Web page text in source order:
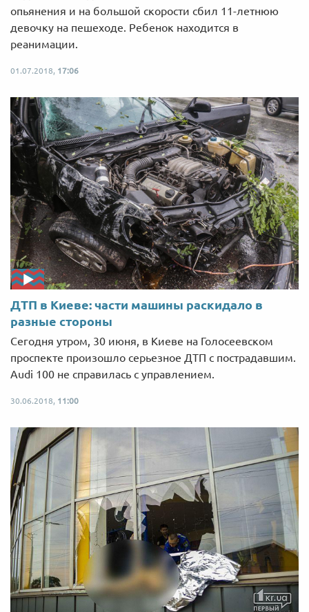
опьянения и на большой скорости сбил 11-летнюю
девочку на пешеходе. Ребенок находится в
реанимации.
01.07.2018, 17:06
ДТП в Киеве: части машины раскидало в
разные стороны
Сегодня утром, 30 июня, в Киеве на Голосеевском
проспекте произошло серьезное ДТП с пострадавшим.
Audi 100 не справилась с управлением.
30.06.2018, 11:00